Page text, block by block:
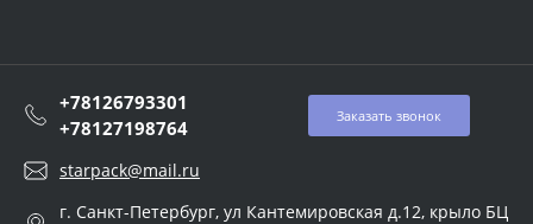
+78126793301
+78127198764
Заказать звонок
starpack@mail.ru
г. Санкт-Петербург, ул Кантемировская д.12, крыло БЦ